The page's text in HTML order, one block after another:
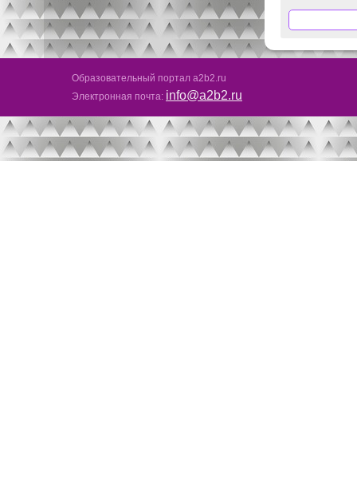
Образовательный портал a2b2.ru
Электронная почта: info@a2b2.ru